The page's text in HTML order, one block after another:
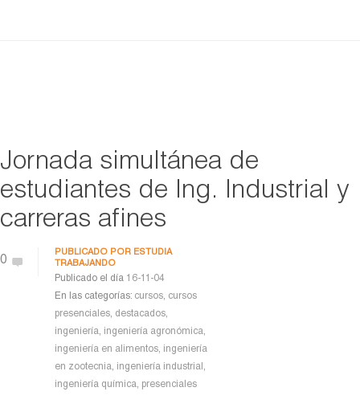
Jornada simultánea de
estudiantes de Ing. Industrial y
carreras afines
0
PUBLICADO POR ESTUDIA
TRABAJANDO
Publicado el día 16-11-04
En las categorías: cursos, cursos
presenciales, destacados,
ingeniería, ingeniería agronómica,
ingeniería en alimentos, ingeniería
en zootecnia, ingeniería industrial ,
ingeniería química, presenciales